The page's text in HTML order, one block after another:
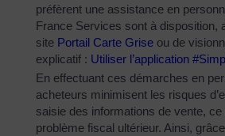
préfèrent une assistance en
France Services sont à disposition,
site Portail Carte Grise ou de
explicatif : Utiliser l’application
En effectuant ces démarches en
acheteurs minimisent les risques
saisie des informations de vente, ce
problème fiscal ultérieur. Ainsi,